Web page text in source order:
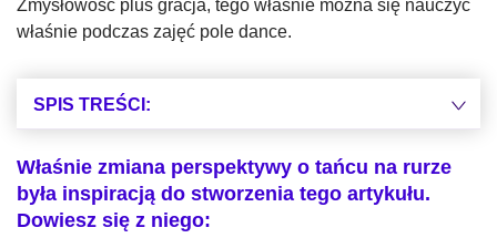
Zmysłowość plus gracja, tego właśnie można się nauczyć
właśnie podczas zajęć pole dance.
SPIS TREŚCI:
Właśnie zmiana perspektywy o tańcu na rurze
była inspiracją do stworzenia tego artykułu.
Dowiesz się z niego: